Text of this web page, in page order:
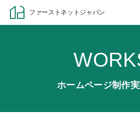
ファーストネットジャパン
ホームページ制作